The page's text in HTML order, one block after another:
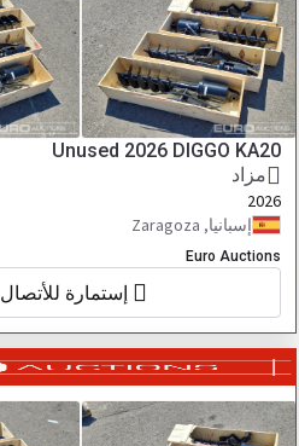
Unused 2026 DIGGO KA20
مزاد
2026
إسبانيا, Zaragoza
Euro Auctions
إستمارة للأتصال